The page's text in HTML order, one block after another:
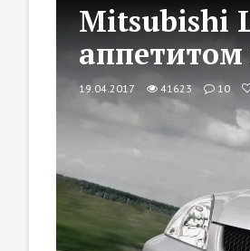
Mitsubishi
19.04.2017 41623 10